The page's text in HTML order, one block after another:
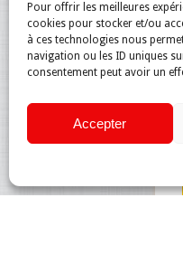
Pour offrir les meilleures
cookies pour stocker et/ou
à ces technologies nous
navigation ou les ID uniques
consentement peut avoir un
Accepter